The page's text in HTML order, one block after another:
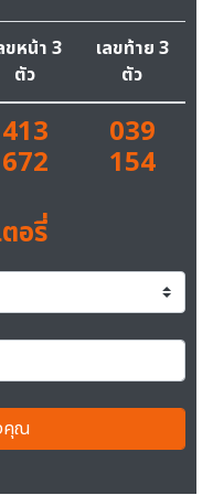
ขหน้า 3
ตัว
เลขท้าย 3
ตัว
413
672
039
154
อรี่
คุณ